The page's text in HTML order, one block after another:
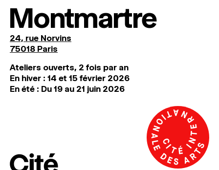
Montmartre
24, rue Norvins
75018 Paris
Ateliers ouverts, 2 fois par an
En hiver : 14 et 15 février 2026
En été : Du 19 au 21 juin 2026